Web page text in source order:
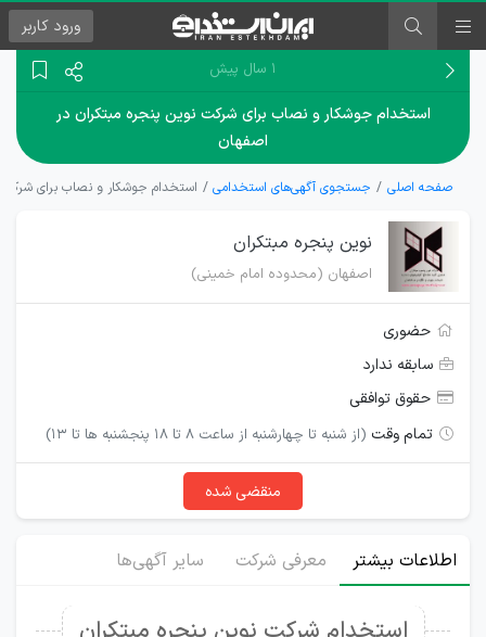
ورود کاربر
۱ سال پیش
استخدام جوشکار و نصاب برای شركت نوين پنجره مبتكران در
اصفهان
صفحه اصلی جستجوی آگهی‌های استخدامی استخدام جوشکار و نصاب برای شركت
نوين پنجره مبتكران
اصفهان (محدوده امام خمينى)
حضوری
سابقه ندارد
حقوق توافقی
تمام وقت (از شنبه تا چهارشنبه از ساعت ٨ تا ١٨ پنجشنبه ها تا ١٣)
منقضی شده
اطلاعات بیشتر معرفی شرکت سایر آگهی‌ها